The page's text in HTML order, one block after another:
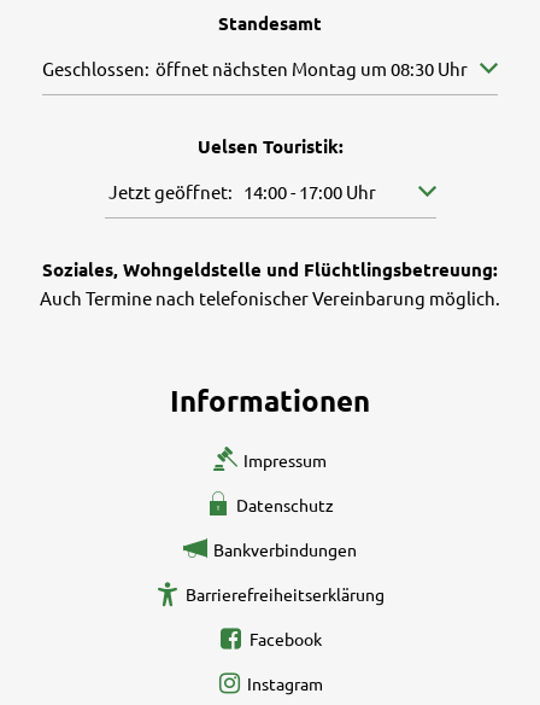
Standesamt
Klicken, um weitere Öffnungs- oder Schließzeiten
Geschlossen: öffnet nächsten Montag um 08:30 Uhr
Uelsen Touristik:
Klicken, um weitere Öffnungs- oder Schließzeiten
Jetzt geöffnet: 14:00-17:00Uhr Von 14:00 bis
Soziales, Wohngeldstelle und Flüchtlingsbetreuung:
Auch Termine nach telefonischer Vereinbarung möglich.
Informationen
Impressum
Datenschutz
Bankverbindungen
Barrierefreiheitserklärung
Facebook
Instagram